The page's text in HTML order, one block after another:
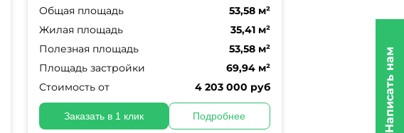
Общая площадь
53,58 м²
Жилая площадь
35,41 м²
Полезная площадь
53,58 м²
Площадь застройки
69,94 м²
Стоимость от
4 203 000 руб
Заказать в 1 клик Подробнее Написать нам